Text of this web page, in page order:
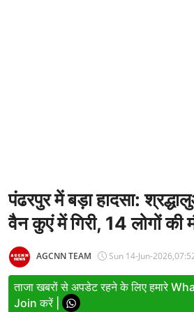
Business
Relationship
Education
Defence & Security
Environment
पंढरपुर में बड़ा हादसा:
वैन कुएं में गिरी, 14 लोगों की
AGCNN TEAM Sun 14-Jun-
ताजा खबरों से अपडेट रहने के लिए हमारे
Join करें |